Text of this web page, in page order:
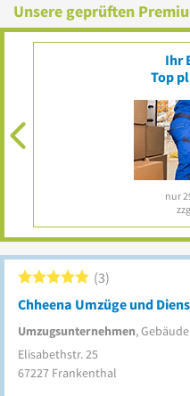
Unsere geprüften
Ihr
Top
nur
Chheena Umzüge und
Umzugsunternehmen,
3
Elisabethstr. 25
67227 Frankenthal